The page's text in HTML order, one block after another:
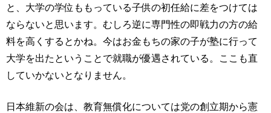
と、大学の学位ももっている子供の初任給に差をつけては
ならないと思います。むしろ逆に専門性の即戦力の方の給
料を高くするとかね。今はお金もちの家の子が塾に行って
大学を出たということで就職が優遇されている。ここも直
していかないとなりません。
日本維新の会は、教育無償化については党の創立期から憲